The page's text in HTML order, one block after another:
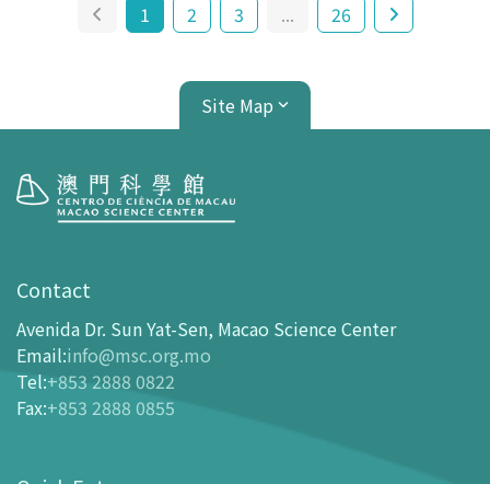
1 2 3 ... 26
Site Map
opening-hours
How To Get Here
Ticketing
- Buy Tickets Online
- Tickets and Discount Table
Contact
Avenida Dr. Sun Yat-Sen, Macao Science Center
Email:info@msc.org.mo
Tel:+853 2888 0822
Fax:+853 2888 0855